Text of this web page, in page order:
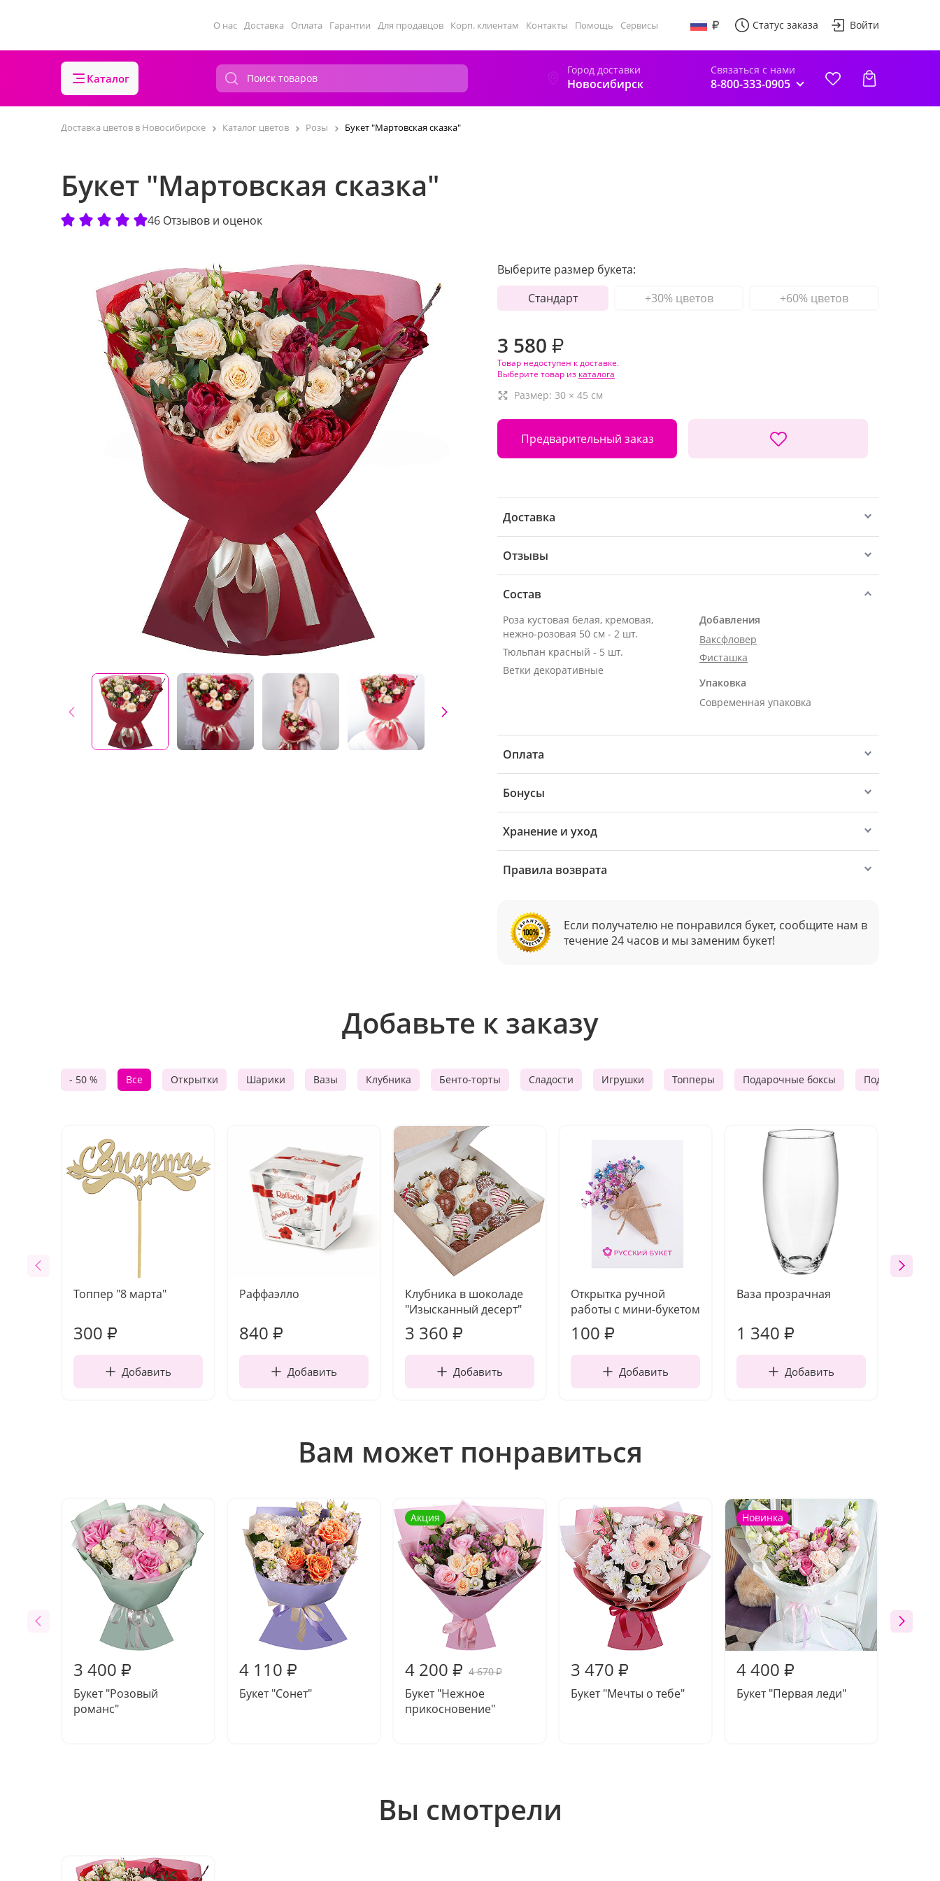
О нас Доставка Оплата Гарантии Для продавцов Корп. клиентам Контакты Помощь Сервисы Статус заказа Войти
Каталог
Город доставки
Новосибирск
Связаться с нами
8-800-333-0905
Доставка цветов в Новосибирске Каталог цветов Розы Букет "Мартовская сказка"
Букет "Мартовская сказка"
46 Отзывов и оценок
Выберите размер букета:
Стандарт
+30% цветов +60% цветов
3 580 ₽
Товар недоступен к доставке.
Выберите товар из каталога
Размер: 30 × 45 см
Предварительный заказ
Доставка
Отзывы
Состав
Роза кустовая белая, кремовая,
нежно-розовая 50 см - 2 шт.
Тюльпан красный - 5 шт.
Ветки декоративные
Добавления
Ваксфловер
Фисташка
Упаковка
Современная упаковка
Оплата
Бонусы
Хранение и уход
Правила возврата
Если получателю не понравился букет, сообщите нам в
течение 24 часов и мы заменим букет!
Добавьте к заказу
- 50 % Все Открытки Шарики Вазы Клубника Бенто-торты Сладости Игрушки Топперы Подарочные боксы Подарочные
Топпер "8 марта"
300 ₽
Добавить
Раффаэлло
840 ₽
Добавить
Клубника в шоколаде
"Изысканный десерт"
3 360 ₽
Добавить
Открытка ручной
работы с мини-букетом
100 ₽
Добавить
Ваза прозрачная
1 340 ₽
Добавить
Вам может понравиться
3 400 ₽
Букет "Розовый
романс"
4 110 ₽
Букет "Сонет"
Акция
4 200 ₽ 4 670₽
Букет "Нежное
прикосновение"
3 470 ₽
Букет "Мечты о тебе"
Новинка
4 400 ₽
Букет "Первая леди"
Вы смотрели